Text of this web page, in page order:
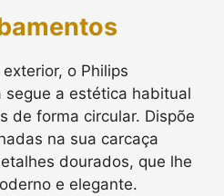
o Philips
segue a estética habitual
de forma circular. Dispõe
na sua carcaça
dourados, que lhe
e elegante.